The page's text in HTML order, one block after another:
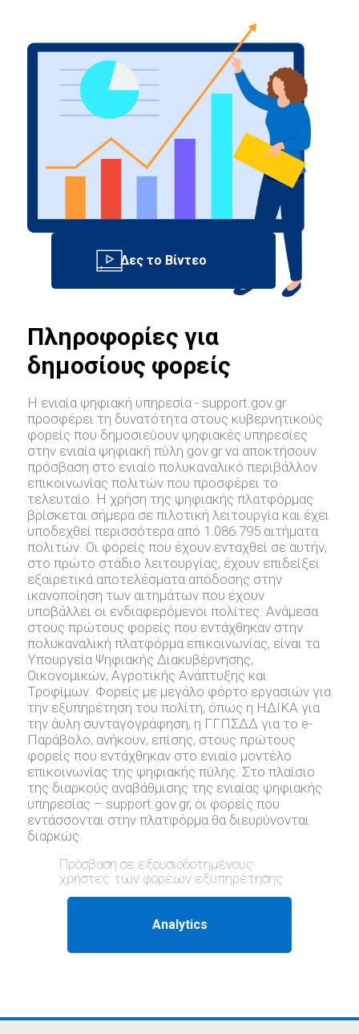
Πληροφορίες για
δημοσίους φορείς
Η ενιαία ψηφιακή υπηρεσία - support.gov.gr
προσφέρει τη δυνατότητα στους κυβερνητικούς
φορείς που δημοσιεύουν ψηφιακές υπηρεσίες
στην ενιαία ψηφιακή πύλη gov.gr να αποκτήσουν
πρόσβαση στο ενιαίο πολυκαναλικό περιβάλλον
επικοινωνίας πολιτών που προσφέρει το
τελευταίο. Η χρήση της ψηφιακής πλατφόρμας
βρίσκεται σήμερα σε πιλοτική λειτουργία και έχει
υποδεχθεί περισσότερα από 1.086.795 αιτήματα
πολιτών. Οι φορείς που έχουν ενταχθεί σε αυτήν,
στο πρώτο στάδιο λειτουργίας, έχουν επιδείξει
εξαιρετικά αποτελέσματα απόδοσης στην
ικανοποίηση των αιτημάτων που έχουν
υποβάλλει οι ενδιαφερόμενοι πολίτες. Ανάμεσα
στους πρώτους φορείς που εντάχθηκαν στην
πολυκαναλική πλατφόρμα επικοινωνίας, είναι τα
Υπουργεία Ψηφιακής Διακυβέρνησης,
Οικονομικών, Αγροτικής Ανάπτυξης και
Τροφίμων. Φορείς με μεγάλο φόρτο εργασιών για
την εξυπηρέτηση του πολίτη, όπως η ΗΔΙΚΑ για
την άυλη συνταγογράφηση, η ΓΓΠΣΔΔ για το e-
Παράβολο, ανήκουν, επίσης, στους πρώτους
φορείς που εντάχθηκαν στο ενιαίο μοντέλο
επικοινωνίας της ψηφιακής πύλης. Στο πλαίσιο
της διαρκούς αναβάθμισης της ενιαίας ψηφιακής
υπηρεσίας – support.gov.gr, oι φορείς που
εντάσσονται στην πλατφόρμα θα διευρύνονται
διαρκώς.
Πρόσβαση σε εξουσιοδοτημένους
χρήστες των φορέων εξυπηρέτησης